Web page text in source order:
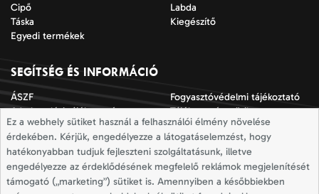
Cipő
Labda
Táska
Kiegészítő
Egyedi termékek
SEGÍTSÉG ÉS INFORMÁCIÓ
ÁSZF
Fogyasztóvédelmi tájékoztató
Adatkezelési tájékoztató
Tájékoztató a sütik
alkalmazásáról
Jogi nyilatkozat
Impresszum
Elállási nyilatkozat
Mérettáblázatok
Szállítási információk
Elállás a szerződéstől
Ez a webhely sütiket használ a felhasználói élmény növelése
érdekében. Kérjük, engedélyezze a látogatáselemzést, hogy
hatékonyabban tudjuk fejleszteni szolgáltatásunk, illetve
engedélyezze az érdeklődésének megfelelő reklámok megjelenítését
támogató („marketing”) sütiket is. Amennyiben a későbbiekben